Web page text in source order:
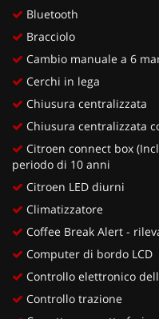
Bluetooth
Bracciolo
Cambio manuale a 6
Cerchi in lega
Chiusura centralizzata
Chiusura centralizzata
Citroen connect box
periodo di 10 anni
Citroen LED diurni
Climatizzatore
Coffee Break Alert -
Computer di bordo LCD
Controllo elettronico
Controllo trazione